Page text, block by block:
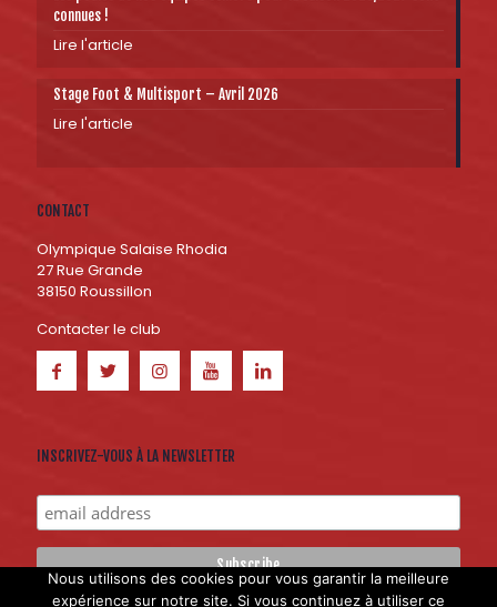
connues !
Lire l'article
Stage Foot & Multisport – Avril 2026
Lire l'article
CONTACT
Olympique Salaise Rhodia
27 Rue Grande
38150 Roussillon
Contacter le club
INSCRIVEZ-VOUS À LA NEWSLETTER
Nous utilisons des cookies pour vous garantir la meilleure
expérience sur notre site. Si vous continuez à utiliser ce